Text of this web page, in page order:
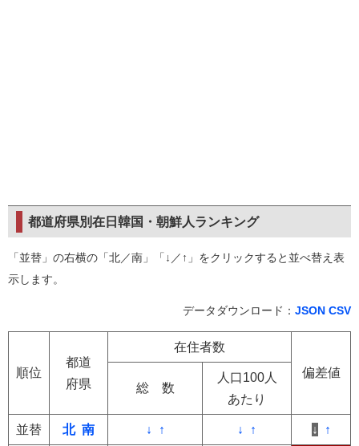
都道府県別在日韓国・朝鮮人ランキング
「並替」の右横の「北／南」「↓／↑」をクリックすると並べ替え表
示します。
データダウンロード： JSON CSV
順位
都道
府県
在住者数
偏差値
総 数
人口100人
あたり
並替 北 南 ↓ ↑ ↓ ↑ ↓ ↑